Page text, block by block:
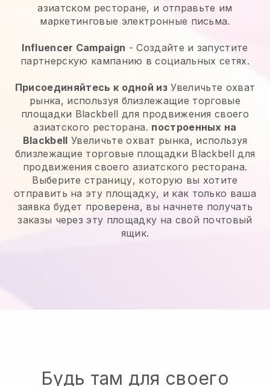
азиатском ресторане, и отправьте им
маркетинговые электронные письма.
Influencer Campaign - Создайте и запустите
партнерскую кампанию в социальных сетях.
Присоединяйтесь к одной из Увеличьте охват
рынка, используя близлежащие торговые
площадки Blackbell для продвижения своего
азиатского ресторана. построенных на
Blackbell Увеличьте охват рынка, используя
близлежащие торговые площадки Blackbell для
продвижения своего азиатского ресторана.
Выберите страницу, которую вы хотите
отправить на эту площадку, и как только ваша
заявка будет проверена, вы начнете получать
заказы через эту площадку на свой почтовый
ящик.
Будь там для своего